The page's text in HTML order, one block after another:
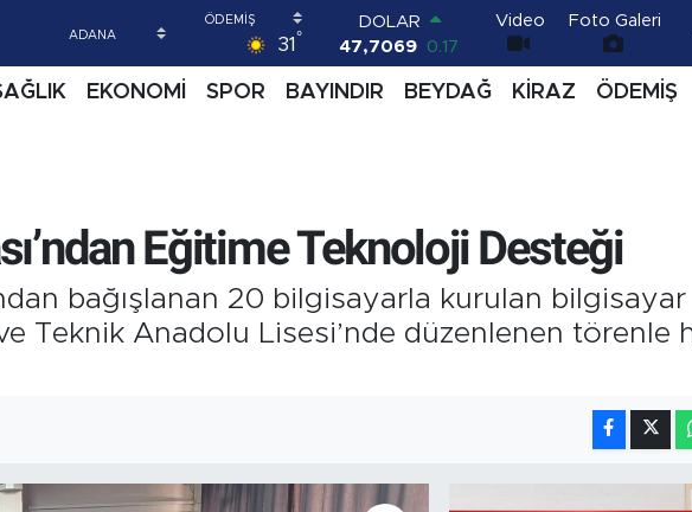
31 °
DOLAR
47,7069 0.17
EURO
55,0265 0.01
13.887
64
BITCOIN
64.360,53 -0.76
Video Foto Galeri
EKONOMİ SPOR BAYINDIR BEYDAĞ KİRAZ ÖDEMİŞ
Eğitime Teknoloji Desteği
bağışlanan 20 bilgisayarla kurulan bilgisayar
Teknik Anadolu Lisesi’nde düzenlenen törenle